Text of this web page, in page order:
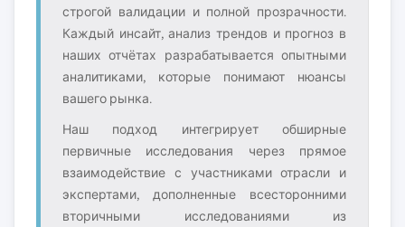
строгой валидации и полной прозрачности.
Каждый инсайт, анализ трендов и прогноз в
наших отчётах разрабатывается опытными
аналитиками, которые понимают нюансы
вашего рынка.
Наш подход интегрирует обширные
первичные исследования через прямое
взаимодействие с участниками отрасли и
экспертами, дополненные всесторонними
вторичными исследованиями из